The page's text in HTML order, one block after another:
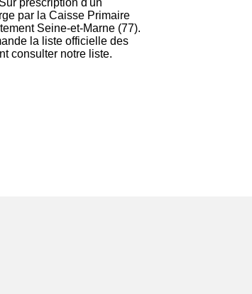
prescription d'un
par la Caisse Primaire
Seine-et-Marne (77).
la liste officielle des
consulter notre liste.